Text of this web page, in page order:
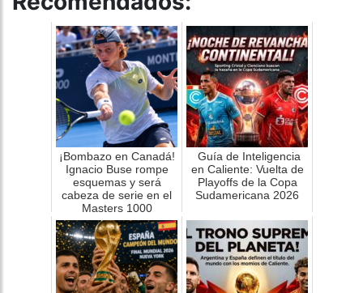
¡Bombazo en Canadá!
Ignacio Buse rompe
esquemas y será
cabeza de serie en el
Masters 1000
Guía de Inteligencia
en Caliente: Vuelta de
Playoffs de la Copa
Sudamericana 2026